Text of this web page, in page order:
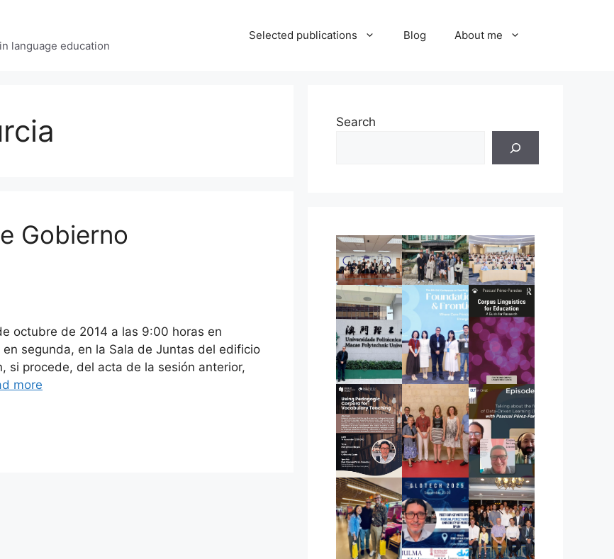
language education
Selected publications Blog About me
Gobierno
octubre de 2014 a las 9:00 horas en
segunda, en la Sala de Juntas del edificio
si procede, del acta de la sesión anterior,
more
Search